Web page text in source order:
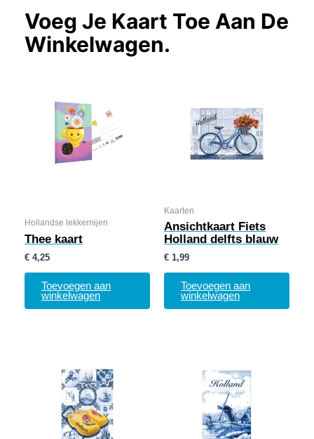
Voeg Je Kaart Toe Aan De
Winkelwagen.
Hollandse lekkernijen
Thee kaart
€ 4,25
Toevoegen aan
winkelwagen
Kaarten
Ansichtkaart Fiets
Holland delfts blauw
€ 1,99
Toevoegen aan
winkelwagen